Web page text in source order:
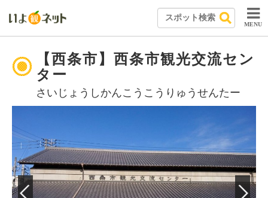
MENU
【西条市】西条市観光交流セン
ター
さいじょうしかんこうこうりゅうせんたー